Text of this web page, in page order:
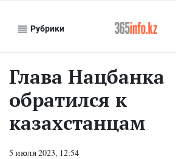
Рубрики
Глава Нацбанка
обратился к
казахстанцам
5 июля 2023, 12:54